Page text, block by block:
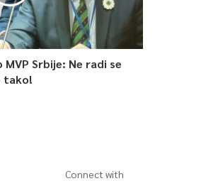
Srbije: Ne radi se
tako!
Connect with